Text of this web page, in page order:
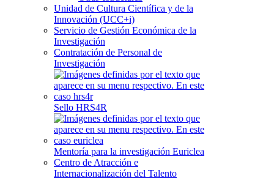
Unidad de Cultura Científica y de la
Innovación (UCC+i)
Servicio de Gestión Económica de la
Investigación
Contratación de Personal de
Investigación
Sello HRS4R
Mentoría para la investigación Euriclea
Centro de Atracción e
Internacionalización del Talento